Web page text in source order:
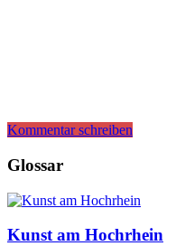
Kommentar schreiben
Glossar
Kunst am Hochrhein